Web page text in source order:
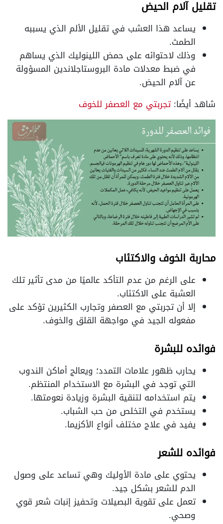
تقليل آلام الحيض
يساعد هذا العشب في تقليل الألم الذي يسببه
الطمث.
وذلك لاحتوائه على حمض اللينوليك الذي يساهم
في ضبط معدلات مادة البروستاجلاندين المسؤولة
عن آلام الحيض.
شاهد أيضًا:تجربتي مع العصفر للخوف
محاربة الخوف والاكتئاب
على الرغم من عدم التأكد عالميًا من مدى تأثير تلك
العشبة على الاكتئاب.
إلا أن تجربتي مع العصفر وتجارب الكثيرين تؤكد على
مفعوله الجيد في مواجهة القلق والخوف.
فوائده للبشرة
يحارب ظهور علامات التمدد؛ ويعالج أماكن الندوب
التي توجد في البشرة مع الاستخدام المنتظم.
يتم استخدامه لتنقية البشرة وزيادة نعومتها.
يستخدم في التخلص من حب الشباب.
يفيد في علاج مختلف أنواع الأكزيما.
فوائده للشعر
يحتوي على مادة الأوليك وهي تساعد على وصول
الدم للشعر بشكل جيد.
تعمل على تقوية البصيلات وتحفيز إنبات شعر قوي
وصحي.